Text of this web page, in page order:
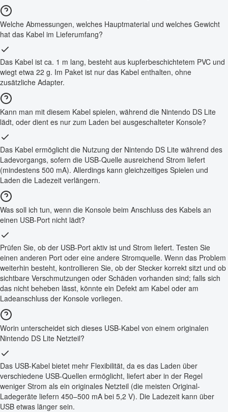
Welche Abmessungen, welches Hauptmaterial und welches Gewicht
hat das Kabel im Lieferumfang?
Das Kabel ist ca. 1 m lang, besteht aus kupferbeschichtetem PVC und
wiegt etwa 22 g. Im Paket ist nur das Kabel enthalten, ohne
zusätzliche Adapter.
Kann man mit diesem Kabel spielen, während die Nintendo DS Lite
lädt, oder dient es nur zum Laden bei ausgeschalteter Konsole?
Das Kabel ermöglicht die Nutzung der Nintendo DS Lite während des
Ladevorgangs, sofern die USB-Quelle ausreichend Strom liefert
(mindestens 500 mA). Allerdings kann gleichzeitiges Spielen und
Laden die Ladezeit verlängern.
Was soll ich tun, wenn die Konsole beim Anschluss des Kabels an
einen USB-Port nicht lädt?
Prüfen Sie, ob der USB-Port aktiv ist und Strom liefert. Testen Sie
einen anderen Port oder eine andere Stromquelle. Wenn das Problem
weiterhin besteht, kontrollieren Sie, ob der Stecker korrekt sitzt und ob
sichtbare Verschmutzungen oder Schäden vorhanden sind; falls sich
das nicht beheben lässt, könnte ein Defekt am Kabel oder am
Ladeanschluss der Konsole vorliegen.
Worin unterscheidet sich dieses USB-Kabel von einem originalen
Nintendo DS Lite Netzteil?
Das USB-Kabel bietet mehr Flexibilität, da es das Laden über
verschiedene USB-Quellen ermöglicht, liefert aber in der Regel
weniger Strom als ein originales Netzteil (die meisten Original-
Ladegeräte liefern 450–500 mA bei 5,2 V). Die Ladezeit kann über
USB etwas länger sein.